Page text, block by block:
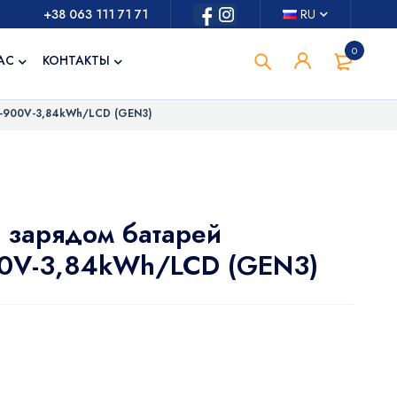
RU
+38 063 111 71 71
0
КОНТАКТЫ
3,84kWh/LCD (GEN3)
батарей
3,84kWh/LCD (GEN3)